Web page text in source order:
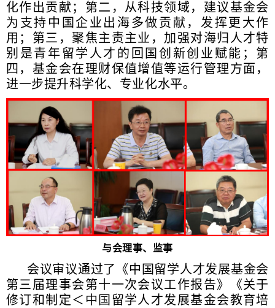
化作出贡献；第二，从科技领域，建议基金会
为支持中国企业出海多做贡献，发挥更大作
用；第三，聚焦主责主业，加强对海归人才特
别是青年留学人才的回国创新创业赋能；第
四，基金会在理财保值增值等运行管理方面，
进一步提升科学化、专业化水平。
与会理事、监事
会议审议通过了《中国留学人才发展基金会
第三届理事会第十一次会议工作报告》《关于
修订和制定＜中国留学人才发展基金会教育培